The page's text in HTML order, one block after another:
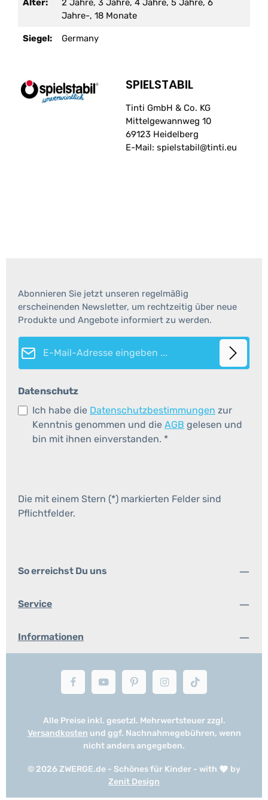
Alter:
2 Jahre, 3 Jahre, 4 Jahre, 5 Jahre, 6
Jahre-, 18 Monate
Siegel: Germany
SPIELSTABIL
Tinti GmbH & Co. KG
Mittelgewannweg 10
69123 Heidelberg
E-Mail: spielstabil@tinti.eu
Abonnieren Sie jetzt unseren regelmäßig
erscheinenden Newsletter, um rechtzeitig über neue
Produkte und Angebote informiert zu werden.
E-Mail-Adresse*
Datenschutz
Ich habe die Datenschutzbestimmungen zur
Kenntnis genommen und die AGB gelesen und
bin mit ihnen einverstanden. *
Die mit einem Stern (*) markierten Felder sind
Pflichtfelder.
So erreichst Du uns
Service
Informationen
© 2026 ZWERGE.de - Schönes für Kinder - with
by
Zenit Design
Alle Preise inkl. gesetzl. Mehrwertsteuer zzgl.
Versandkosten und ggf. Nachnahmegebühren, wenn
nicht anders angegeben.